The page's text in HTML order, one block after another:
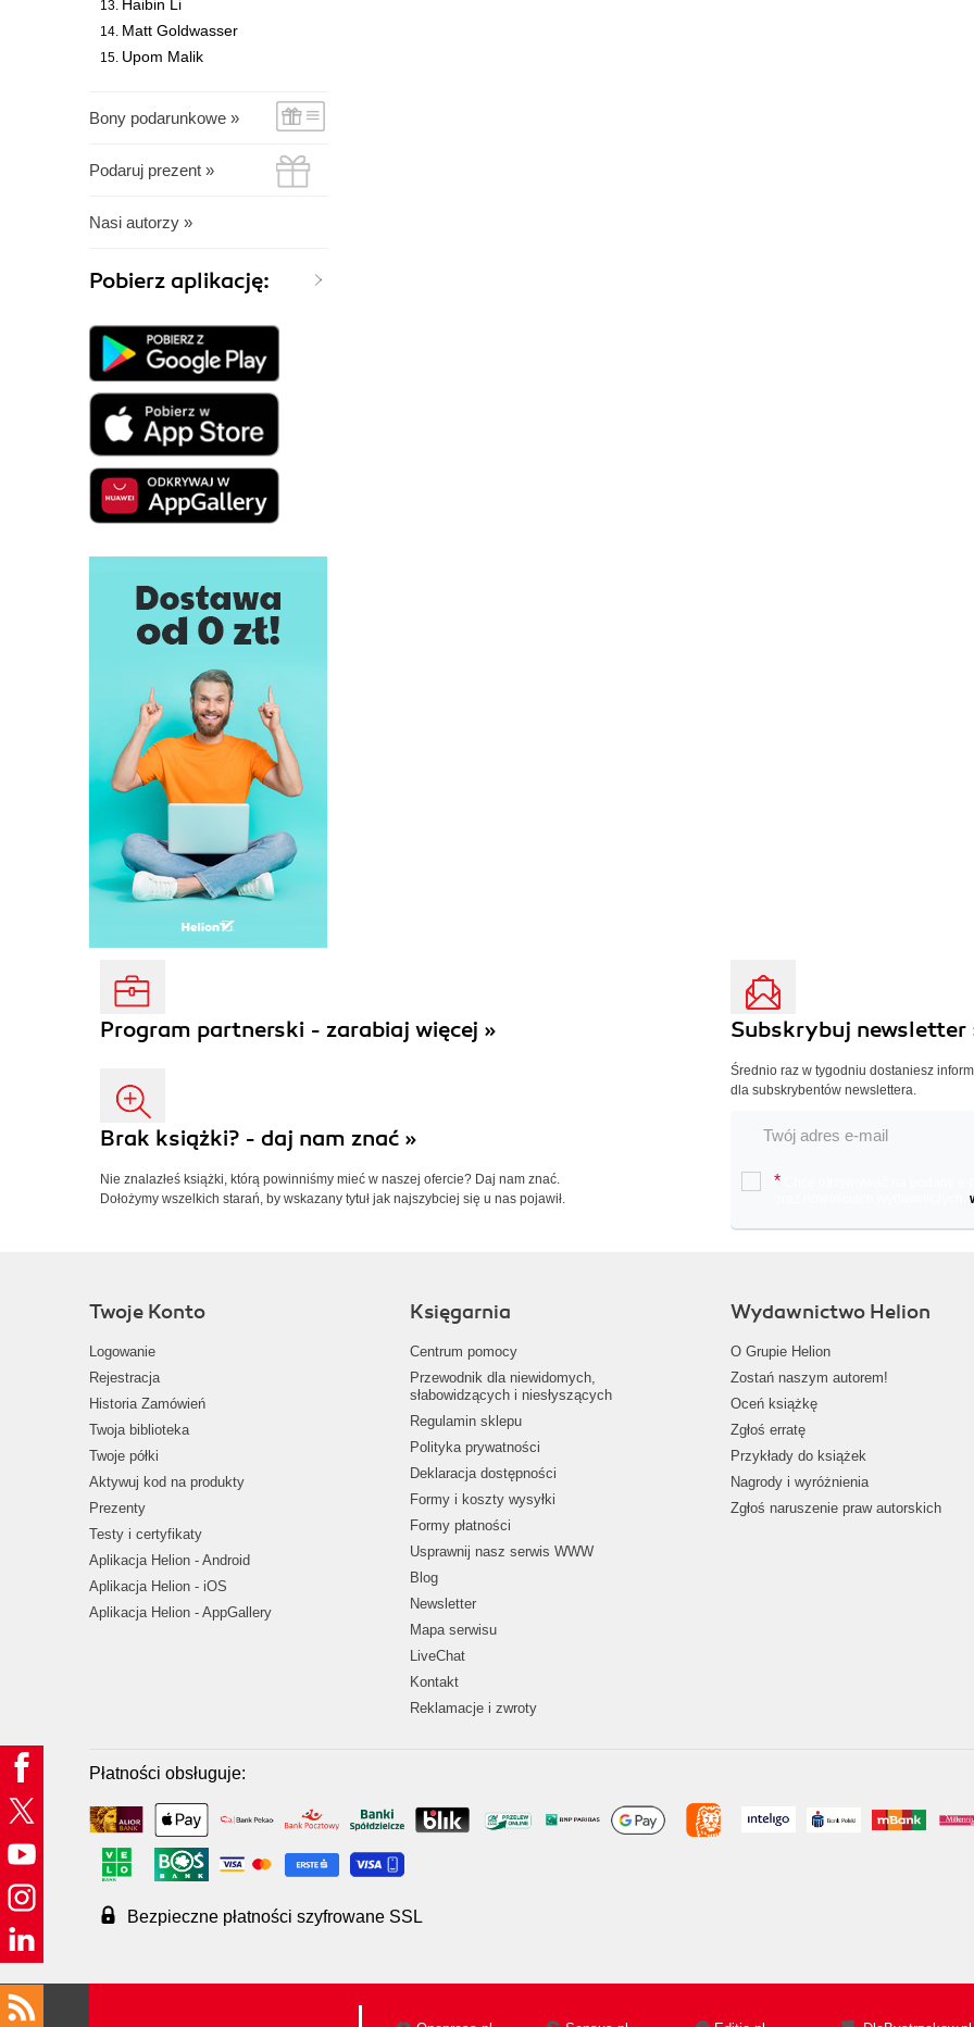
Haibin Li
Matt Goldwasser
Upom Malik
Bony podarunkowe »
Podaruj prezent »
Nasi autorzy »
Pobierz aplikację:
Program partnerski - zarabiaj więcej »
Brak książki? - daj nam znać »
Nie znalazłeś książki, którą powinniśmy mieć w naszej ofercie? Daj nam znać.
Dołożymy wszelkich starań, by wskazany tytuł jak najszybciej się u nas pojawił.
Subskrybuj newsletter
Średnio raz w tygodniu dostaniesz
dla subskrybentów newslettera.
*
Twoje Konto
Logowanie
Rejestracja
Historia Zamówień
Twoja biblioteka
Twoje półki
Aktywuj kod na produkty
Prezenty
Testy i certyfikaty
Aplikacja Helion - Android
Aplikacja Helion - iOS
Aplikacja Helion - AppGallery
Księgarnia
Centrum pomocy
Przewodnik dla niewidomych,
słabowidzących i niesłyszących
Regulamin sklepu
Polityka prywatności
Deklaracja dostępności
Formy i koszty wysyłki
Formy płatności
Usprawnij nasz serwis WWW
Blog
Newsletter
Mapa serwisu
LiveChat
Kontakt
Reklamacje i zwroty
Wydawnictwo Helion
O Grupie Helion
Zostań naszym autorem!
Oceń książkę
Zgłoś erratę
Przykłady do książek
Nagrody i wyróżnienia
Zgłoś naruszenie praw autorskich
Płatności obsługuje:
Bezpieczne płatności szyfrowane SSL